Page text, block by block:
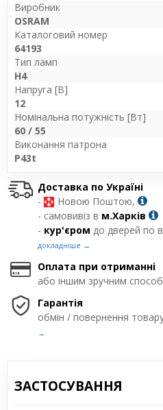
Виробник
OSRAM
Каталоговий номер
64193
Тип ламп
H4
Напруга [В]
12
Номінальна потужність [Вт]
60 / 55
Виконання патрона
P43t
Доставка по Україні
-
Новою Поштою,
- самовивіз в м.Харків
- кур'єром до дверей по
докладніше →
Оплата при отриманні
або іншим зручним
Гарантія
обмін / повернення
→
ЗАСТОСУВАННЯ